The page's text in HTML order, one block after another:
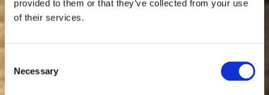
provided to them or that they’ve collected from your use
of their services.
Selection
Necessary